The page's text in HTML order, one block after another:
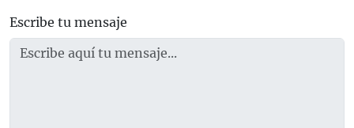
Escribe tu mensaje